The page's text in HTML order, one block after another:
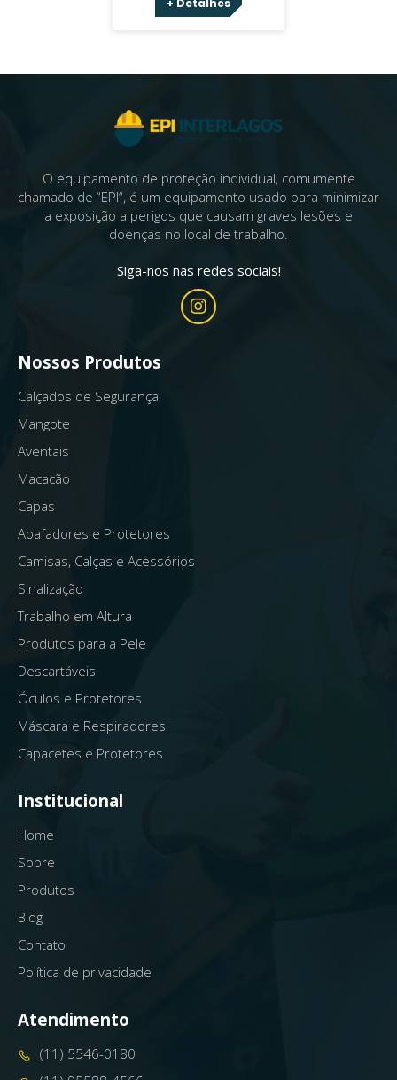
+ Detalhes
O equipamento de proteção individual, comumente
chamado de “EPI“, é um equipamento usado para minimizar
a exposição a perigos que causam graves lesões e
doenças no local de trabalho.
Siga-nos nas redes sociais!
Nossos Produtos
Calçados de Segurança
Mangote
Aventais
Macacão
Capas
Abafadores e Protetores
Camisas, Calças e Acessórios
Sinalização
Trabalho em Altura
Produtos para a Pele
Descartáveis
Óculos e Protetores
Máscara e Respiradores
Capacetes e Protetores
Institucional
Home
Sobre
Produtos
Blog
Contato
Política de privacidade
Atendimento
(11) 5546-0180